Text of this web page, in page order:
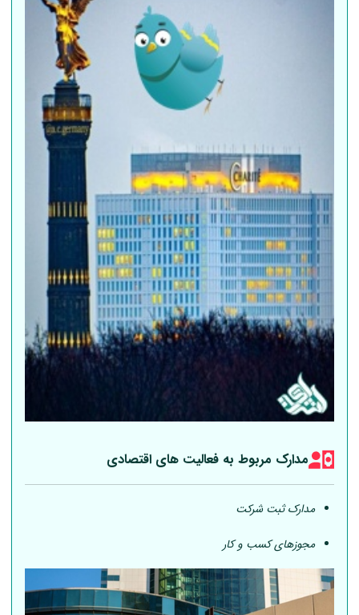
مدارک مربوط به فعالیت های اقتصادی
مدارک ثبت شرکت
مجوزهای کسب و کار